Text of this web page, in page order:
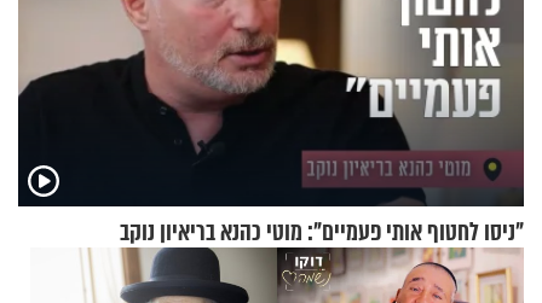
"ניסו לחטוף אותי פעמיים": מוטי כהנא בריאיון נוקב